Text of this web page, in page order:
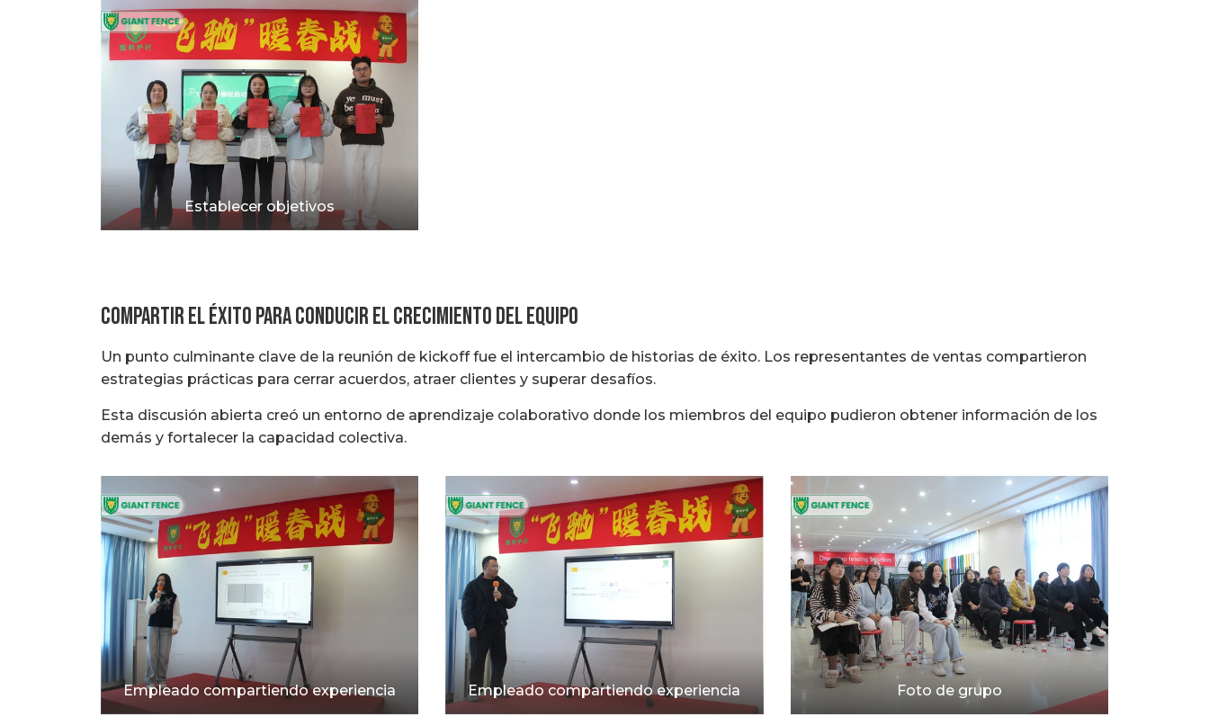
Establecer objetivos
Compartir el éxito para conducir el crecimiento del equipo
Un punto culminante clave de la reunión de kickoff fue el intercambio de historias de éxito. Los representantes de ventas compartieron
estrategias prácticas para cerrar acuerdos, atraer clientes y superar desafíos.
Esta discusión abierta creó un entorno de aprendizaje colaborativo donde los miembros del equipo pudieron obtener información de los
demás y fortalecer la capacidad colectiva.
Empleado compartiendo experiencia Empleado compartiendo experiencia Foto de grupo